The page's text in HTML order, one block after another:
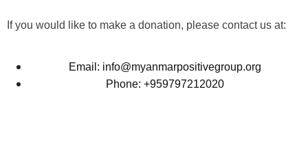
If you would like to make a donation, please contact us at:
Email: info@myanmarpositivegroup.org
Phone: +959797212020